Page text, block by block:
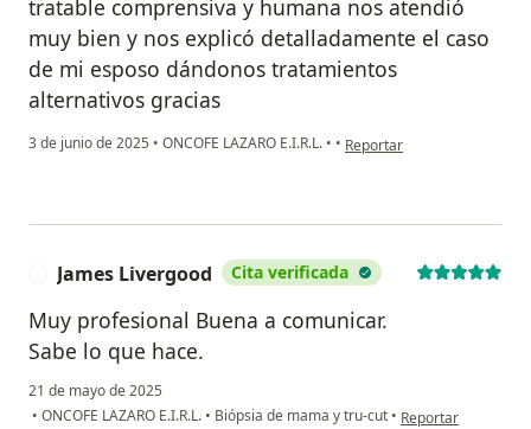
tratable comprensiva y humana nos atendió
muy bien y nos explicó detalladamente el caso
de mi esposo dándonos tratamientos
alternativos gracias
3 de junio de 2025 • ONCOFE LAZARO E.I.R.L. • • en opinión del usuario
Reportar
James Livergood Cita verificada
Muy profesional Buena a comunicar.
Sabe lo que hace.
21 de mayo de 2025
• ONCOFE LAZARO E.I.R.L. • Biópsia de mama y tru-cut • en opinión del
Reportar